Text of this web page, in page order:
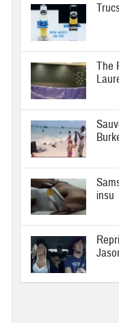
The
insu